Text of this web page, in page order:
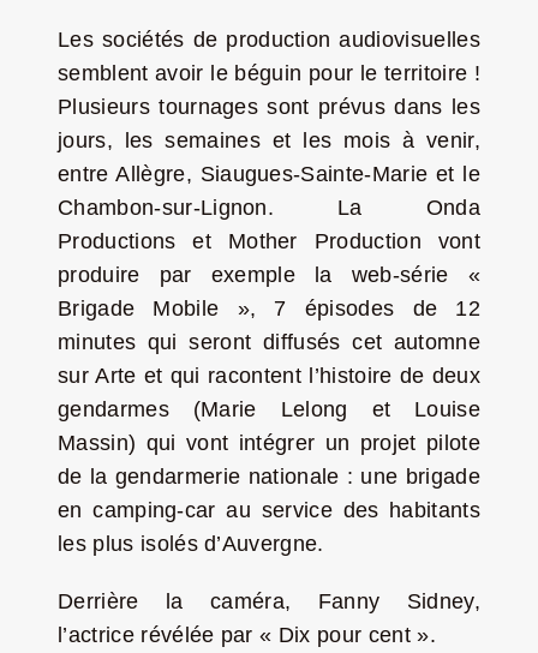
Les sociétés de production audiovisuelles
semblent avoir le béguin pour le territoire !
Plusieurs tournages sont prévus dans les
jours, les semaines et les mois à venir,
entre Allègre, Siaugues-Sainte-Marie et le
Chambon-sur-Lignon. La Onda
Productions et Mother Production vont
produire par exemple la web-série «
Brigade Mobile », 7 épisodes de 12
minutes qui seront diffusés cet automne
sur Arte et qui racontent l’histoire de deux
gendarmes (Marie Lelong et Louise
Massin) qui vont intégrer un projet pilote
de la gendarmerie nationale : une brigade
en camping-car au service des habitants
les plus isolés d’Auvergne.
Derrière la caméra, Fanny Sidney,
l’actrice révélée par « Dix pour cent ».